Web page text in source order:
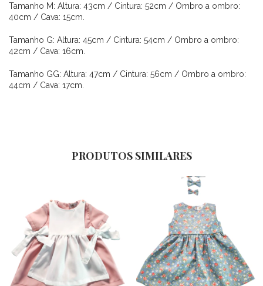
Tamanho M: Altura: 43cm / Cintura: 52cm / Ombro a ombro:
40cm / Cava: 15cm.
Tamanho G: Altura: 45cm / Cintura: 54cm / Ombro a ombro:
42cm / Cava: 16cm.
Tamanho GG: Altura: 47cm / Cintura: 56cm / Ombro a ombro:
44cm / Cava: 17cm.
PRODUTOS SIMILARES